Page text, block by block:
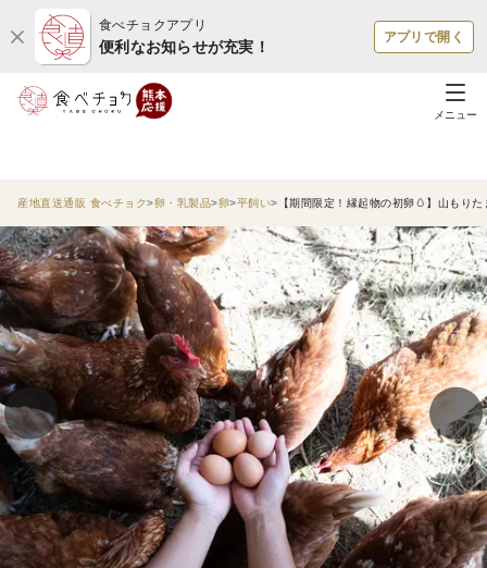
食べチョクアプリ
便利なお知らせが充実！
アプリで開く
メニュー
産地直送通販 食べチョク 卵・乳製品 卵 平飼い 【期間限定！縁起物の初卵🥚】山もり